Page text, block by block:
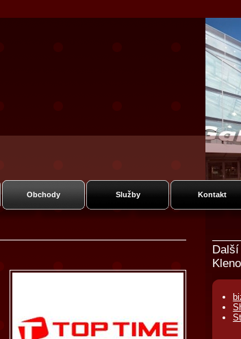
Obchody Služby Kontakt